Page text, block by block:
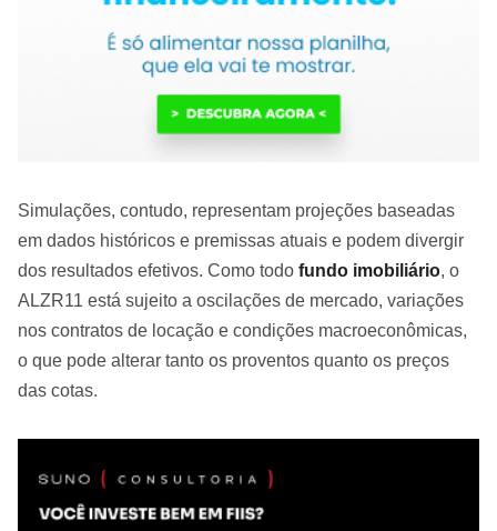
Simulações, contudo, representam projeções baseadas
em dados históricos e premissas atuais e podem divergir
dos resultados efetivos. Como todo fundo imobiliário, o
ALZR11 está sujeito a oscilações de mercado, variações
nos contratos de locação e condições macroeconômicas,
o que pode alterar tanto os proventos quanto os preços
das cotas.